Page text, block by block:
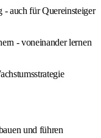
auch für Quereinsteiger
- voneinander lernen
und führen